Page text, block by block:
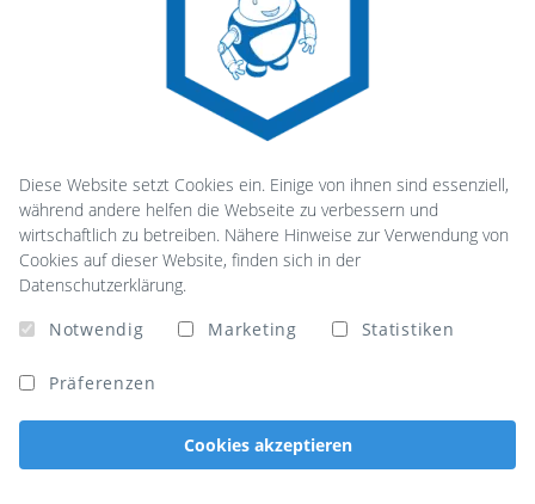
Diese Website setzt Cookies ein. Einige von ihnen sind essenziell,
während andere helfen die Webseite zu verbessern und
wirtschaftlich zu betreiben. Nähere Hinweise zur Verwendung von
Cookies auf dieser Website, finden sich in der
Datenschutzerklärung.
Notwendig
Marketing Statistiken
Präferenzen
Cookies akzeptieren